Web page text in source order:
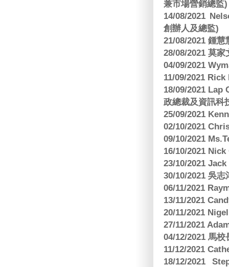
兼市場營銷總監)
14/08/2021
創辦人及總監)
21/08/2021 鍾
28/08/2021 莫
04/09/2021
11/09/2021
18/09/2021
政總裁及資訊科
25/09/2021
02/10/2021
09/10/2021
16/10/2021
23/10/2021
30/10/2021 吳
06/11/2021
13/11/2021
20/11/2021
27/11/2021
04/12/2021 馬
11/12/2021
18/12/2021